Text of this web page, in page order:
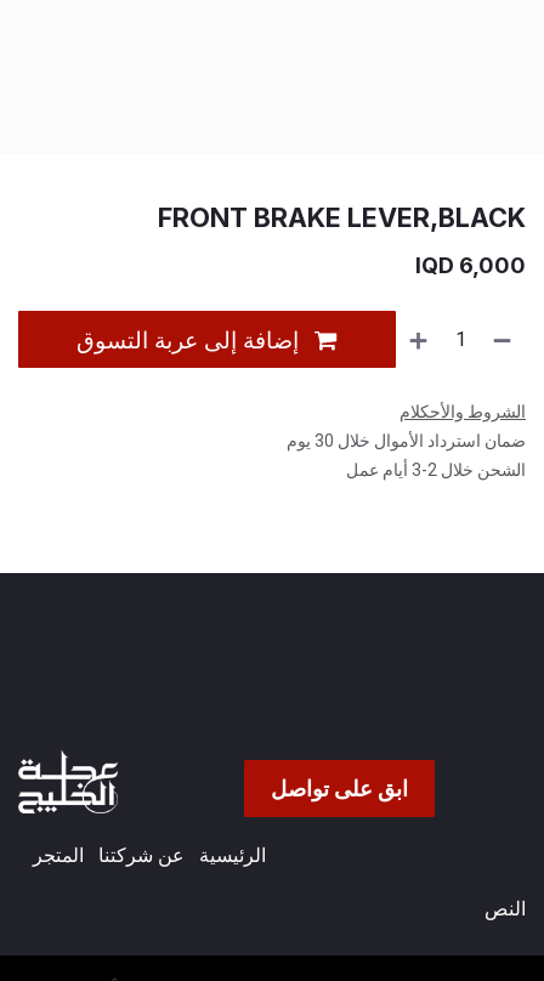
FRONT BRAKE LEVER,BLACK
6,000
إضافة إلى عربة التسوق
الشروط والأحكلام
ضمان استرداد الأموال خلال 30 يوم
الشحن خلال 2-3 أيام عمل
ابق على تواصل
الرئيسية عن شركتنا​ المتجر
النص